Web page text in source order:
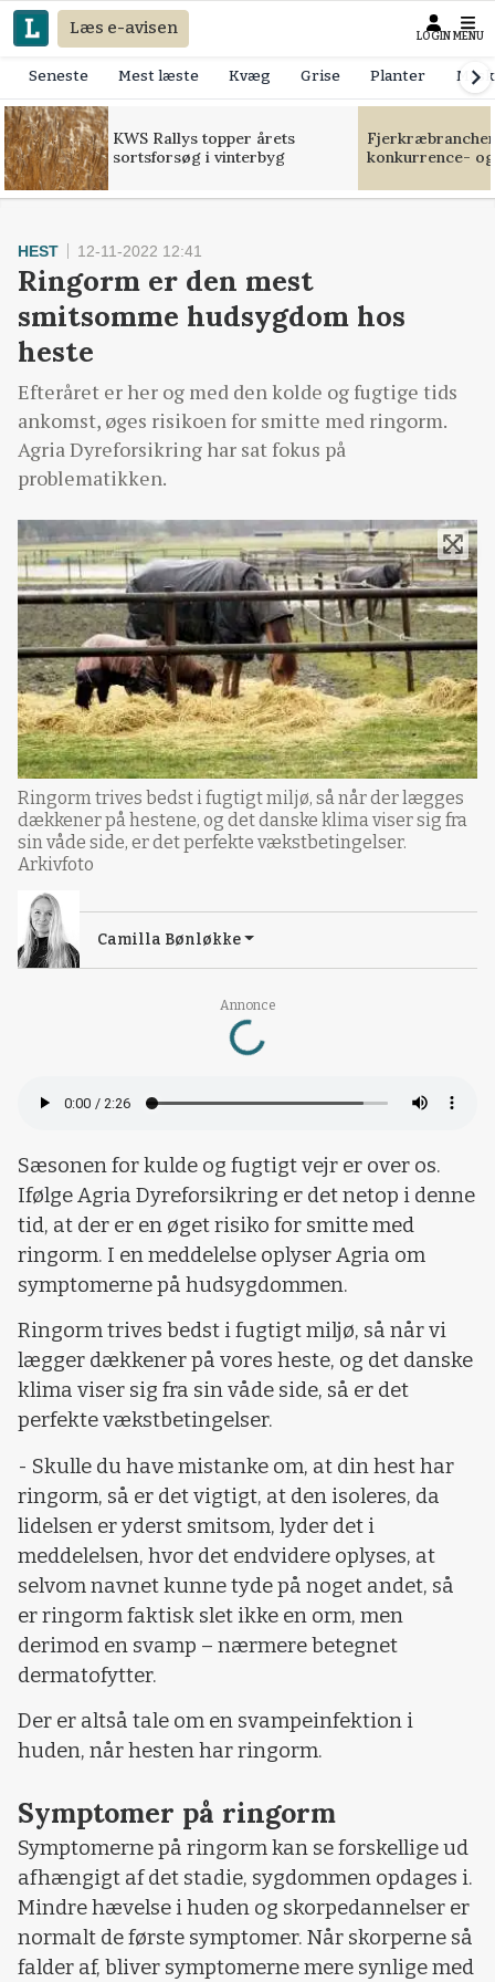
Læs e-avisen LOGIN MENU
Seneste Mest læste Kvæg Grise Planter
KWS Rallys topper årets
sortsforsøg i vinterbyg
konkurrence-
Annonce
Loading...
HEST 12-11-2022 12:41
Ringorm er den mest
smitsomme hudsygdom hos
heste
Efteråret er her og med den kolde og fugtige tids
ankomst, øges risikoen for smitte med ringorm.
Agria Dyreforsikring har sat fokus på
problematikken.
Ringorm trives bedst i fugtigt miljø, så når der lægges
dækkener på hestene, og det danske klima viser sig fra
sin våde side, er det perfekte vækstbetingelser.
Arkivfoto
Camilla Bønløkke
Sæsonen for kulde og fugtigt vejr er over os.
Ifølge Agria Dyreforsikring er det netop i denne
tid, at der er en øget risiko for smitte med
ringorm. I en meddelelse oplyser Agria om
symptomerne på hudsygdommen.
Ringorm trives bedst i fugtigt miljø, så når vi
lægger dækkener på vores heste, og det danske
klima viser sig fra sin våde side, så er det
perfekte vækstbetingelser.
- Skulle du have mistanke om, at din hest har
ringorm, så er det vigtigt, at den isoleres, da
lidelsen er yderst smitsom, lyder det i
meddelelsen, hvor det endvidere oplyses, at
selvom navnet kunne tyde på noget andet, så
er ringorm faktisk slet ikke en orm, men
derimod en svamp – nærmere betegnet
dermatofytter.
Der er altså tale om en svampeinfektion i
huden, når hesten har ringorm.
Symptomer på ringorm
Symptomerne på ringorm kan se forskellige ud
afhængigt af det stadie, sygdommen opdages i.
Mindre hævelse i huden og skorpedannelser er
normalt de første symptomer. Når skorperne så
falder af, bliver symptomerne mere synlige med